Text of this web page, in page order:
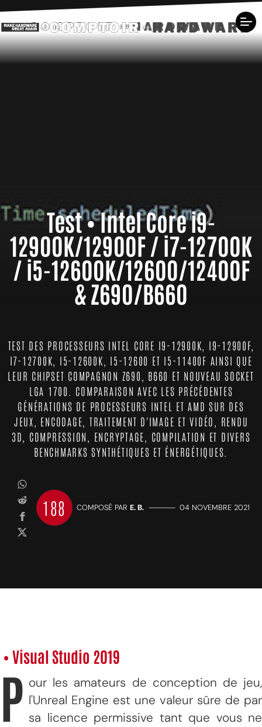
Test • Intel Core i9-
12900K/12900F / i7-12700K
/ i5-12600K/12600/12400F
& Z690/B660
TEST DES PROCESSEURS INTEL CORE I9-12900K, I9-12900F,
I7-12700K, I5-12600K, I5-12600 ET I5-11400F AINSI QUE
LEUR CHIPSET COMPAGNON Z690, B660 ET NOUVEAU SOCKET
LGA 1700. COMPARAISON AVEC LES PRÉCÉDENTES
GÉNÉRATIONS DE PROCESSEURS INTEL ET AMD SUR DES
JEUX, ENCODAGE, TRAITEMENT D'IMAGE ET VIDÉO, RENDU
3D, COMPRESSION, ENCRYPTAGE, COMPILATION ET DIVERS
BENCHMARKS SYNTHÉTIQUES ET ÉNERGÉTIQUES.
188 COMPOSÉ PAR E. B. ————— 04 NOVEMBRE 2021
• Visual Studio 2019
P our les amateurs de conception de jeu,
l'Unreal Engine est une valeur sûre de par
sa licence permissive tant que vous ne